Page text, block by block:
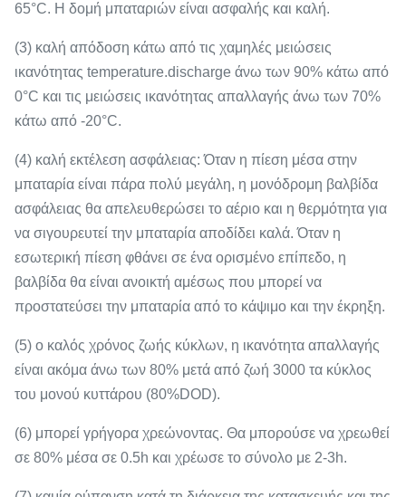
65°C. Η δομή μπαταριών είναι ασφαλής και καλή.
(3) καλή απόδοση κάτω από τις χαμηλές μειώσεις
ικανότητας temperature.discharge άνω των 90% κάτω από
0°C και τις μειώσεις ικανότητας απαλλαγής άνω των 70%
κάτω από -20°C.
(4) καλή εκτέλεση ασφάλειας: Όταν η πίεση μέσα στην
μπαταρία είναι πάρα πολύ μεγάλη, η μονόδρομη βαλβίδα
ασφάλειας θα απελευθερώσει το αέριο και η θερμότητα για
να σιγουρευτεί την μπαταρία αποδίδει καλά. Όταν η
εσωτερική πίεση φθάνει σε ένα ορισμένο επίπεδο, η
βαλβίδα θα είναι ανοικτή αμέσως που μπορεί να
προστατεύσει την μπαταρία από το κάψιμο και την έκρηξη.
(5) ο καλός χρόνος ζωής κύκλων, η ικανότητα απαλλαγής
είναι ακόμα άνω των 80% μετά από ζωή 3000 τα κύκλος
του μονού κυττάρου (80%DOD).
(6) μπορεί γρήγορα χρεώνοντας. Θα μπορούσε να χρεωθεί
σε 80% μέσα σε 0.5h και χρέωσε το σύνολο με 2-3h.